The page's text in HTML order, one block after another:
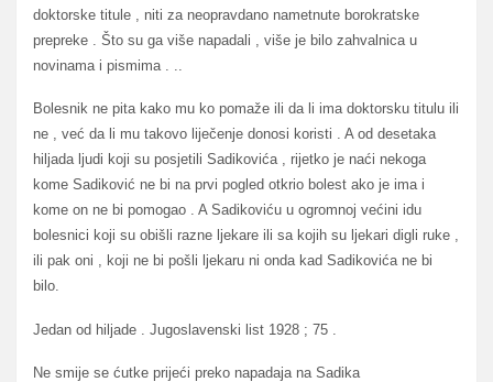
doktorske titule , niti za neopravdano nametnute borokratske
prepreke . Što su ga više napadali , više je bilo zahvalnica u
novinama i pismima . ..
Bolesnik ne pita kako mu ko pomaže ili da li ima doktorsku titulu ili
ne , već da li mu takovo liječenje donosi koristi . A od desetaka
hiljada ljudi koji su posjetili Sadikovića , rijetko je naći nekoga
kome Sadiković ne bi na prvi pogled otkrio bolest ako je ima i
kome on ne bi pomogao . A Sadikoviću u ogromnoj većini idu
bolesnici koji su obišli razne ljekare ili sa kojih su ljekari digli ruke ,
ili pak oni , koji ne bi pošli ljekaru ni onda kad Sadikovića ne bi
bilo.
Jedan od hiljade . Jugoslavenski list 1928 ; 75 .
Ne smije se ćutke prijeći preko napadaja na Sadika